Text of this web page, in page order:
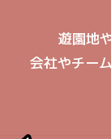
遊園地
会社やチー